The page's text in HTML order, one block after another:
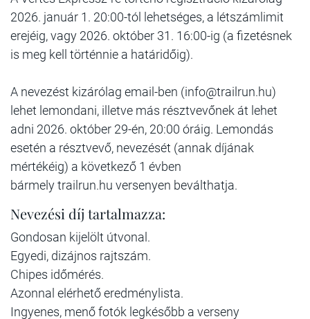
2026. január 1. 20:00-tól lehetséges, a létszámlimit
erejéig, vagy 2026. október 31. 16:00-ig (a fizetésnek
is meg kell történnie a határidőig).
A nevezést kizárólag email-ben (info@trailrun.hu)
lehet lemondani, illetve más résztvevőnek át lehet
adni 2026. október 29-én, 20:00 óráig. Lemondás
esetén a résztvevő, nevezését (annak díjának
mértékéig) a következő 1 évben
bármely trailrun.hu versenyen beválthatja.
Nevezési díj tartalmazza:
Gondosan kijelölt útvonal.
Egyedi, dizájnos rajtszám.
Chipes időmérés.
Azonnal elérhető eredménylista.
Ingyenes, menő fotók legkésőbb a verseny